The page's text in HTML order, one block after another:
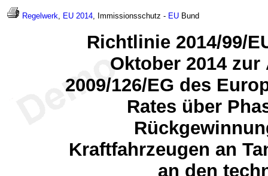
Regelwerk, EU 2014, Immissionsschutz - EU Bund
Richtlinie 2014/99/
Oktober 2014
2009/126/EG des
Rates über
Kraftfahrzeugen an
an den